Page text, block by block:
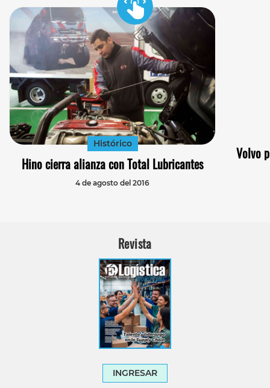
Histórico
Hino cierra alianza con Total Lubricantes
4 de agosto del 2016
Volvo
Revista
INGRESAR